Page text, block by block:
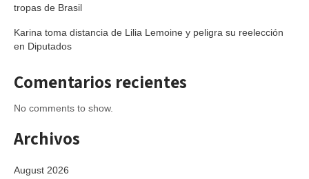
tropas de Brasil
Karina toma distancia de Lilia Lemoine y peligra su reelección
en Diputados
Comentarios recientes
No comments to show.
Archivos
August 2026